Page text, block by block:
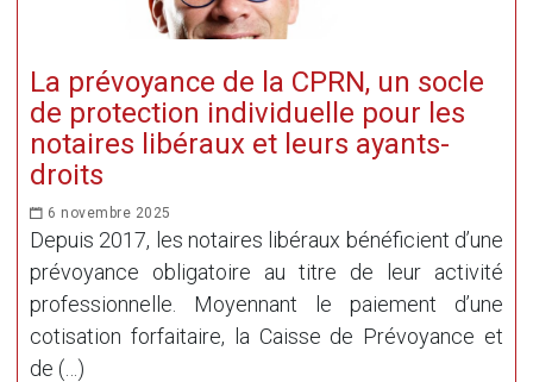
La prévoyance de la CPRN, un socle
de protection individuelle pour les
notaires libéraux et leurs ayants-
droits
6 novembre 2025
Depuis 2017, les notaires libéraux bénéficient d’une
prévoyance obligatoire au titre de leur activité
professionnelle. Moyennant le paiement d’une
cotisation forfaitaire, la Caisse de Prévoyance et
de (…)